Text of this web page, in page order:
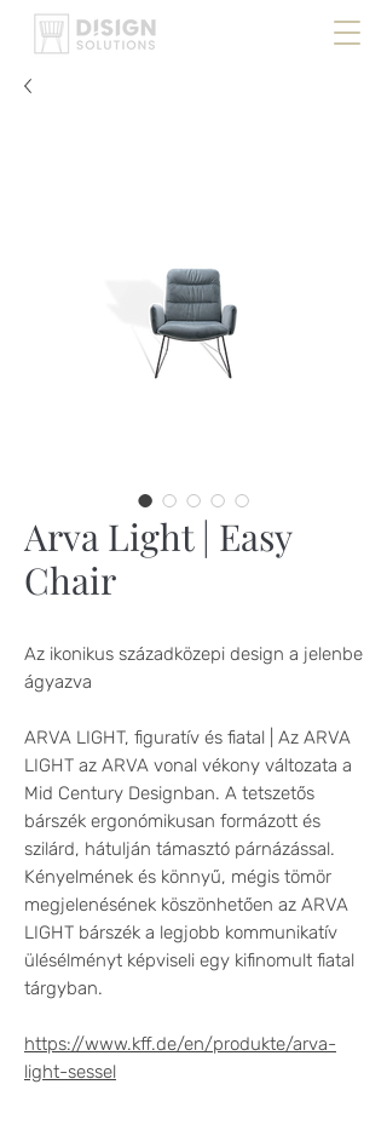
Arva Light | Easy
Chair
Az ikonikus századközepi design a jelenbe
ágyazva
ARVA LIGHT, figuratív és fiatal | Az ARVA
LIGHT az ARVA vonal vékony változata a
Mid Century Designban. A tetszetős
bárszék ergonómikusan formázott és
szilárd, hátulján támasztó párnázással.
Kényelmének és könnyű, mégis tömör
megjelenésének köszönhetően az ARVA
LIGHT bárszék a legjobb kommunikatív
ülésélményt képviseli egy kifinomult fiatal
tárgyban.
https://www.kff.de/en/produkte/arva-
light-sessel